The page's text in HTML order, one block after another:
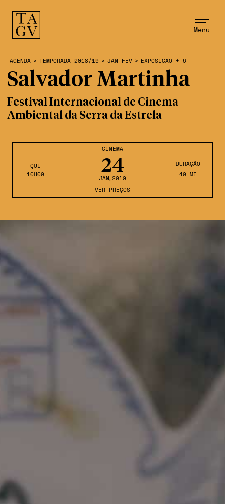
Menu
CINEMA
24
JAN,2019
QUI
10H00
DURAÇÃO
40 MI
VER PREÇOS
AGENDA > TEMPORADA 2018/19 > JAN-FEV > EXPOSICAO + 6
Salvador Martinha
Festival Internacional de Cinema
Ambiental da Serra da Estrela